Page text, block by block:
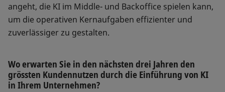
angeht, die KI im Middle- und Backoffice spielen kann,
um die operativen Kernaufgaben effizienter und
zuverlässiger zu gestalten.
Wo erwarten Sie in den nächsten drei Jahren den
grössten Kundennutzen durch die Einführung von KI
in Ihrem Unternehmen?